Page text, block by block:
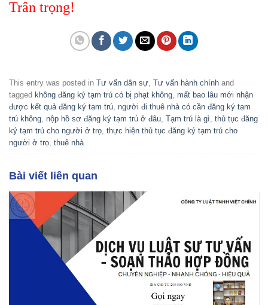
Trân trọng!
This entry was posted in Tư vấn dân sự Tư vấn hành chính and
tagged không đăng ký tạm trú có bị phạt không mất bao lâu mới nhận
được kết quả đăng ký tạm trú người đi thuê nhà có cần đăng ký tạm
trú không nộp hồ sơ đăng ký tạm trú ở đâu Tạm trú là gì thủ tục đăng
ký tạm trú cho người ở trọ thực hiện thủ tục đăng ký tạm trú cho
người ở trọ thuê nhà
Bài viết liên quan